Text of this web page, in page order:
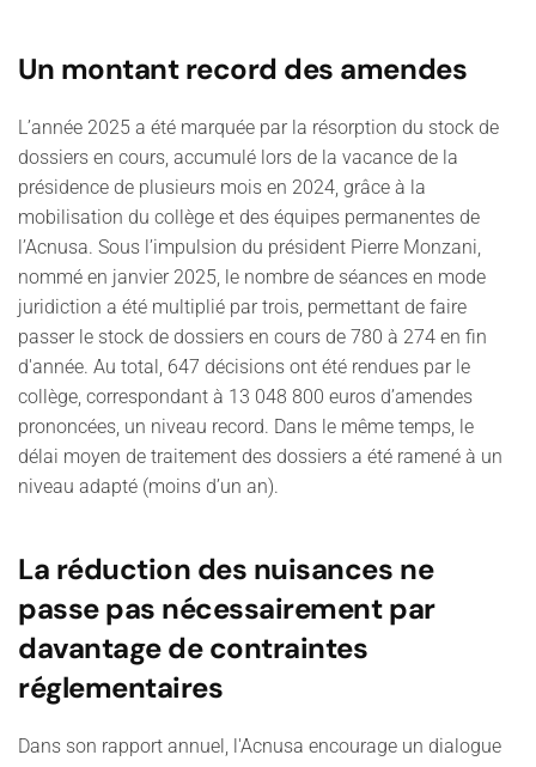
Un montant record des amendes
L’année 2025 a été marquée par la résorption du stock de
dossiers en cours, accumulé lors de la vacance de la
présidence de plusieurs mois en 2024, grâce à la
mobilisation du collège et des équipes permanentes de
l’Acnusa. Sous l’impulsion du président Pierre Monzani,
nommé en janvier 2025, le nombre de séances en mode
juridiction a été multiplié par trois, permettant de faire
passer le stock de dossiers en cours de 780 à 274 en fin
d'année. Au total, 647 décisions ont été rendues par le
collège, correspondant à 13 048 800 euros d’amendes
prononcées, un niveau record. Dans le même temps, le
délai moyen de traitement des dossiers a été ramené à un
niveau adapté (moins d’un an).
La réduction des nuisances ne
passe pas nécessairement par
davantage de contraintes
réglementaires
Dans son rapport annuel, l'Acnusa encourage un dialogue